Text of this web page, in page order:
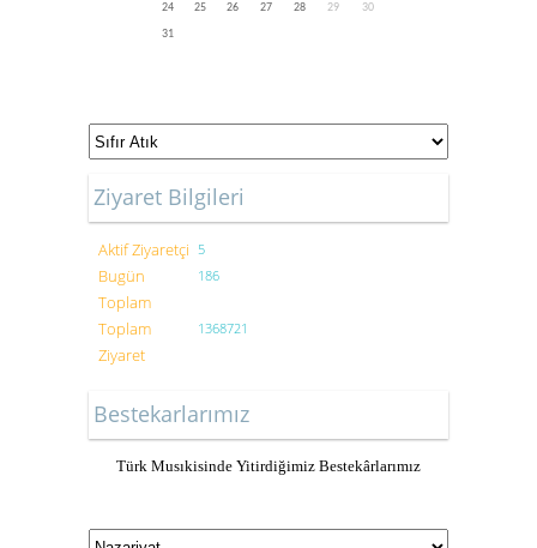
24
25 26 27 28 29
30
31
Ziyaret Bilgileri
Aktif Ziyaretçi 5
Bugün
Toplam
186
Toplam
Ziyaret
1368721
Bestekarlarımız
Türk Musıkisinde Yitirdiğimiz Bestekârlarımız